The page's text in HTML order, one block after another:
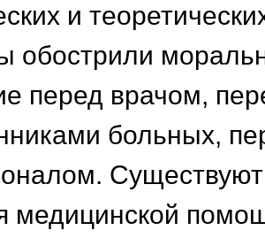
и
обострили
перед врачом,
больных,
медицинской